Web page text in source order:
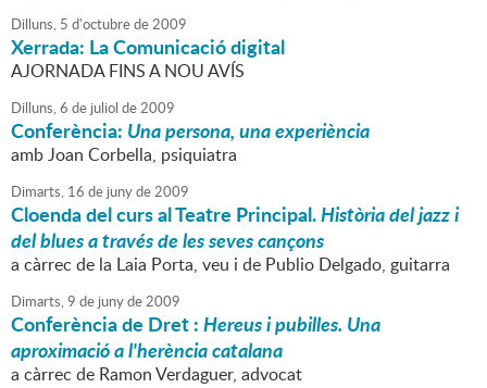
Dilluns, 5 d'octubrede2009
Xerrada: La Comunicació digital
AJORNADA FINS A NOU AVÍS
Dilluns,6 de juliol de2009
Conferència: Una persona, una experiència
amb Joan Corbella, psiquiatra
Dimarts, 16 de junyde2009
Cloenda del curs al Teatre Principal.Història del jazz i
del blues a través de les seves cançons
a càrrec de la Laia Porta, veu i de Publio Delgado, guitarra
Dimarts,9 de junyde2009
Conferència de Dret :Hereus i pubilles. Una
aproximació a l'herència catalana
a càrrec de Ramon Verdaguer, advocat